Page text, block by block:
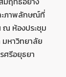
ะภาพลักษณ์ที่
ณ ห้องประชุม
หาวิทยาลัย
ศรีอยุธยา